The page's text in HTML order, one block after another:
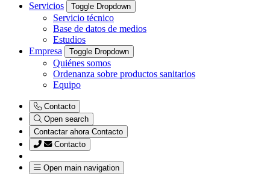
Servicios
Toggle Dropdown
Servicio técnico
Base de datos de medios
Estudios
Empresa
Toggle Dropdown
Quiénes somos
Ordenanza sobre productos sanitarios
Equipo
Contacto
Open search
Contactar ahora Contacto
Contacto
Open main navigation